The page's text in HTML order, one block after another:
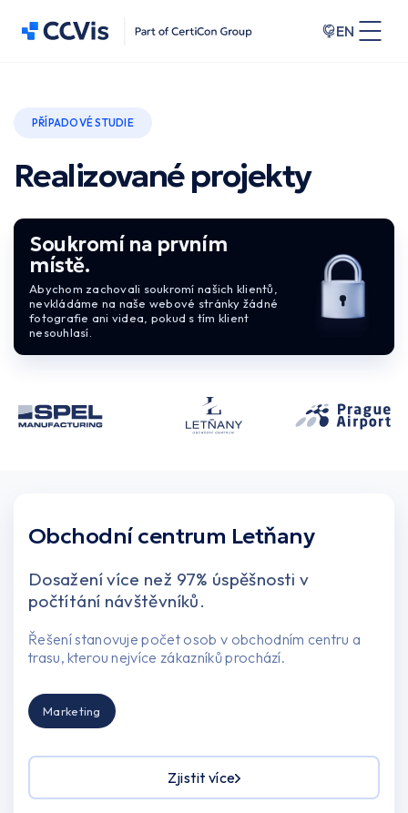
EN
PŘÍPADOVÉ STUDIE
Realizované projekty
Soukromí na prvním
místě.
Abychom zachovali soukromí našich klientů,
nevkládáme na naše webové stránky žádné
fotografie ani videa, pokud s tím klient
nesouhlasí.
Obchodní centrum Letňany
Dosažení více než 97% úspěšnosti v
počtítání návštěvníků.
Řešení stanovuje počet osob v obchodním centru a
trasu, kterou nejvíce zákazníků prochází.
Marketing
Zjistit více